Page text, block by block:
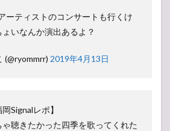
ーティストのコンサートも行くけ
ょいなんか演出あるよ？
(@ryommrr) 2019年4月13日
岡Signalレポ】
聴きたかった四季を歌ってくれた